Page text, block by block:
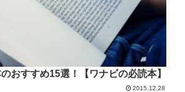
おすすめ15選！【ワナビの必読本】
2015.12.28